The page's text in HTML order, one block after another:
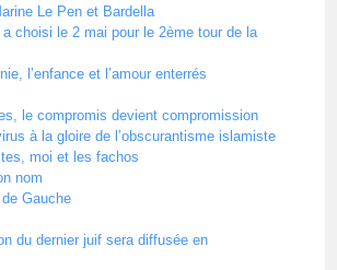
Le Pen et Bardella
a choisi le 2 mai pour le 2ème tour de la
l’enfance et l’amour enterrés
le compromis devient compromission
à la gloire de l’obscurantisme islamiste
moi et les fachos
nom
Gauche
du dernier juif sera diffusée en